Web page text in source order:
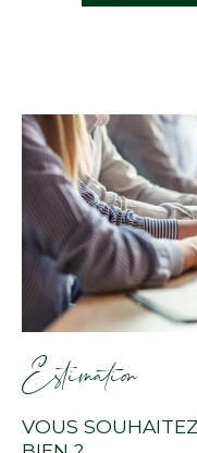
Estimation
VOUS